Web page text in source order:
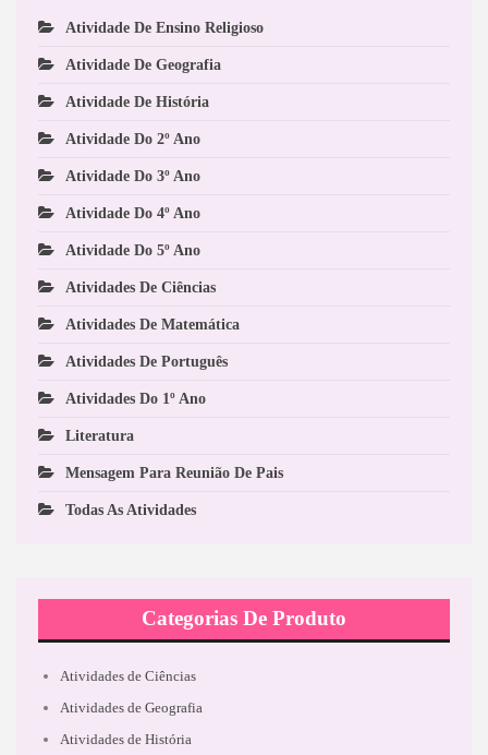
Atividade De Ensino Religioso
Atividade De Geografia
Atividade De História
Atividade Do 2º Ano
Atividade Do 3º Ano
Atividade Do 4º Ano
Atividade Do 5º Ano
Atividades De Ciências
Atividades De Matemática
Atividades De Português
Atividades Do 1º Ano
Literatura
Mensagem Para Reunião De Pais
Todas As Atividades
Categorias De Produto
Atividades de Ciências
Atividades de Geografia
Atividades de História